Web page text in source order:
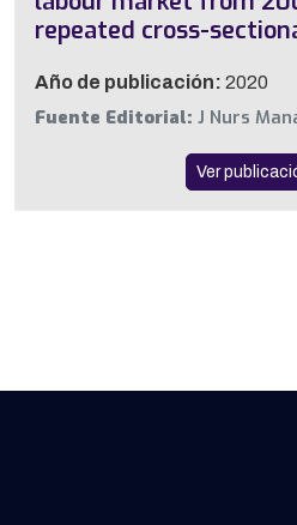
repeated cross-
Año de publicación: 2020
Fuente Editorial: J Nurs
Ver